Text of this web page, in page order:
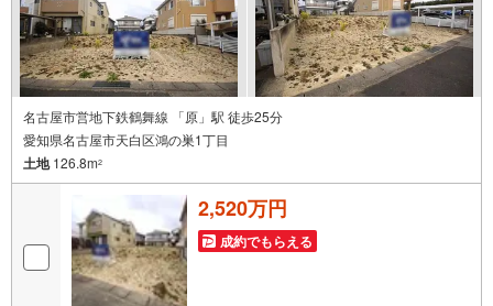
名古屋市営地下鉄鶴舞線 「原」駅 徒歩25分
愛知県名古屋市天白区鴻の巣1丁目
土地126.8m2
2,520万円
成約でもらえる